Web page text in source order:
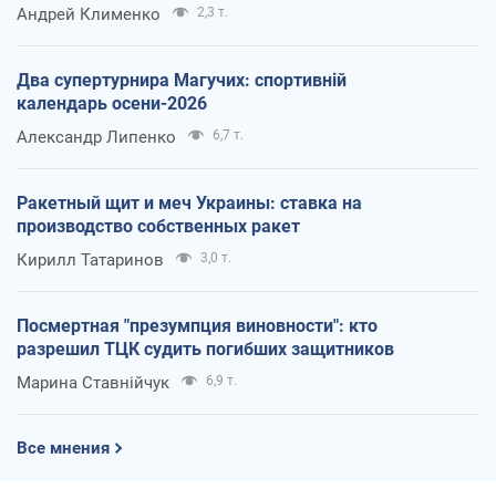
Андрей Клименко 2,3 т.
Два супертурнира Магучих: спортивній
календарь осени-2026
Александр Липенко 6,7 т.
Ракетный щит и меч Украины: ставка на
производство собственных ракет
Кирилл Татаринов 3,0 т.
Посмертная "презумпция виновности": кто
разрешил ТЦК судить погибших защитников
Марина Ставнійчук 6,9 т.
Все мнения